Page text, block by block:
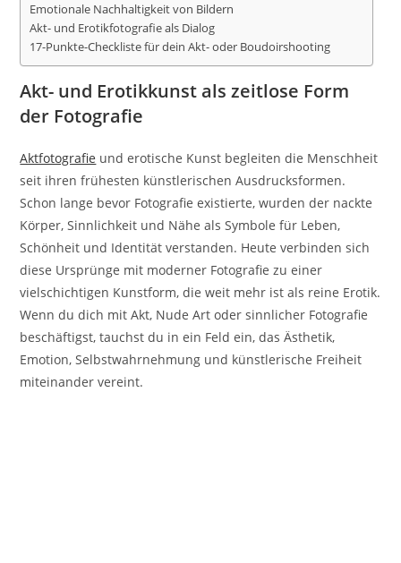
Emotionale Nachhaltigkeit von Bildern
Akt- und Erotikfotografie als Dialog
17-Punkte-Checkliste für dein Akt- oder Boudoirshooting
Akt- und Erotikkunst als zeitlose Form
der Fotografie
Aktfotografie und erotische Kunst begleiten die Menschheit
seit ihren frühesten künstlerischen Ausdrucksformen.
Schon lange bevor Fotografie existierte, wurden der nackte
Körper, Sinnlichkeit und Nähe als Symbole für Leben,
Schönheit und Identität verstanden. Heute verbinden sich
diese Ursprünge mit moderner Fotografie zu einer
vielschichtigen Kunstform, die weit mehr ist als reine Erotik.
Wenn du dich mit Akt, Nude Art oder sinnlicher Fotografie
beschäftigst, tauchst du in ein Feld ein, das Ästhetik,
Emotion, Selbstwahrnehmung und künstlerische Freiheit
miteinander vereint.